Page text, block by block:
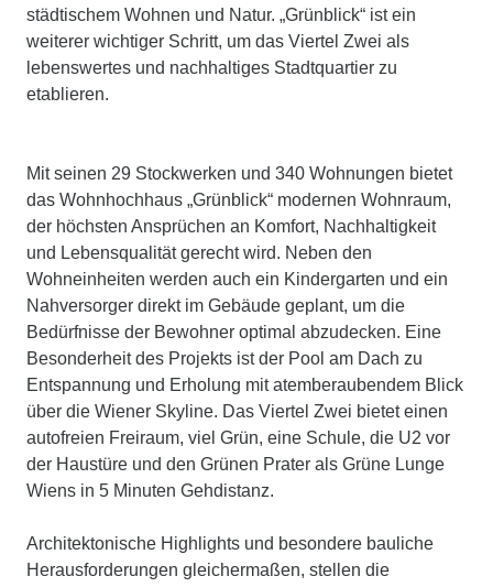
städtischem Wohnen und Natur. „Grünblick“ ist ein
weiterer wichtiger Schritt, um das Viertel Zwei als
lebenswertes und nachhaltiges Stadtquartier zu
etablieren.
Mit seinen 29 Stockwerken und 340 Wohnungen bietet
das Wohnhochhaus „Grünblick“ modernen Wohnraum,
der höchsten Ansprüchen an Komfort, Nachhaltigkeit
und Lebensqualität gerecht wird. Neben den
Wohneinheiten werden auch ein Kindergarten und ein
Nahversorger direkt im Gebäude geplant, um die
Bedürfnisse der Bewohner optimal abzudecken. Eine
Besonderheit des Projekts ist der Pool am Dach zu
Entspannung und Erholung mit atemberaubendem Blick
über die Wiener Skyline. Das Viertel Zwei bietet einen
autofreien Freiraum, viel Grün, eine Schule, die U2 vor
der Haustüre und den Grünen Prater als Grüne Lunge
Wiens in 5 Minuten Gehdistanz.
Architektonische Highlights und besondere bauliche
Herausforderungen gleichermaßen, stellen die